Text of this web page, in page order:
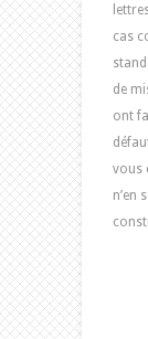
cas
de
ont
vous
n’en